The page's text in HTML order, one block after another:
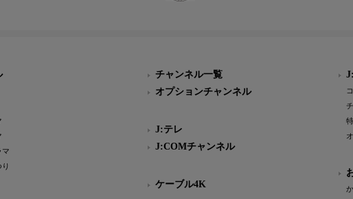
マ
チャンネル一覧
オプションチャンネル
J:テレ
J:COMチャンネル
ケーブル4K